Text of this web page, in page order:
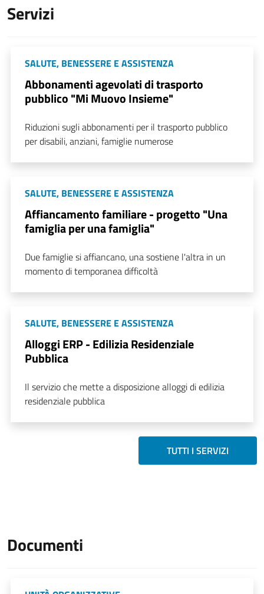
Servizi
SALUTE, BENESSERE E ASSISTENZA
Abbonamenti agevolati di trasporto
pubblico "Mi Muovo Insieme"
Riduzioni sugli abbonamenti per il trasporto pubblico
per disabili, anziani, famiglie numerose
SALUTE, BENESSERE E ASSISTENZA
Affiancamento familiare - progetto "Una
famiglia per una famiglia"
Due famiglie si affiancano, una sostiene l'altra in un
momento di temporanea difficoltà
SALUTE, BENESSERE E ASSISTENZA
Alloggi ERP - Edilizia Residenziale
Pubblica
Il servizio che mette a disposizione alloggi di edilizia
residenziale pubblica
TUTTI I SERVIZI
Documenti